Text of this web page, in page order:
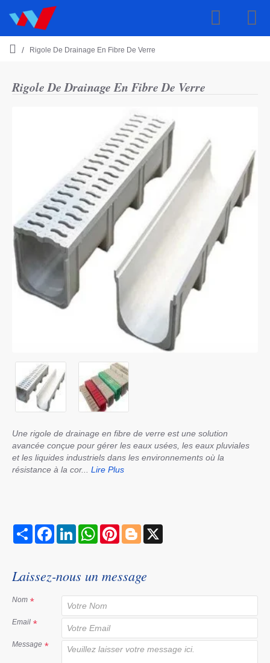
Rigole De Drainage En Fibre De Verre
e
Rigole De Drainage En Fibre De Verre
Une rigole de drainage en fibre de verre est une solution
avancée conçue pour gérer les eaux usées, les eaux pluviales
et les liquides industriels dans les environnements où la
résistance à la cor... Lire Plus
S
F
o
L
d
n
W
A
p
P
r
s
B
e
Laissez-nous un message
Nom
Email
Message